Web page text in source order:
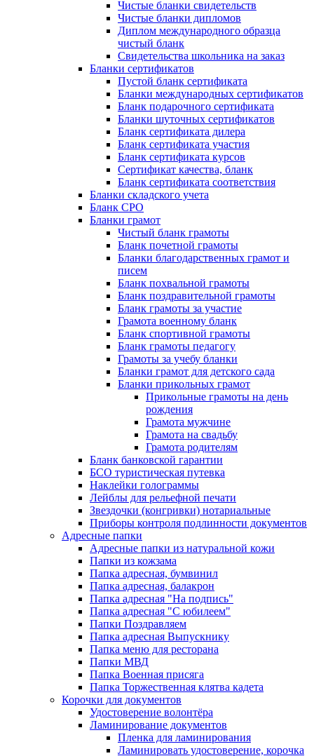
Чистые бланки свидетельств
Чистые бланки дипломов
Диплом международного образца
чистый бланк
Свидетельства школьника на заказ
Бланки сертификатов
Пустой бланк сертификата
Бланки международных сертификатов
Бланк подарочного сертификата
Бланки шуточных сертификатов
Бланк сертификата дилера
Бланк сертификата участия
Бланк сертификата курсов
Сертификат качества, бланк
Бланк сертификата соответствия
Бланки складского учета
Бланк СРО
Бланки грамот
Чистый бланк грамоты
Бланк почетной грамоты
Бланки благодарственных грамот и
писем
Бланк похвальной грамоты
Бланк поздравительной грамоты
Бланк грамоты за участие
Грамота военному бланк
Бланк спортивной грамоты
Бланк грамоты педагогу
Грамоты за учебу бланки
Бланки грамот для детского сада
Бланки прикольных грамот
Прикольные грамоты на день
рождения
Грамота мужчине
Грамота на свадьбу
Грамота родителям
Бланк банковской гарантии
БСО туристическая путевка
Наклейки голограммы
Лейблы для рельефной печати
Звездочки (конгривки) нотариальные
Приборы контроля подлинности документов
Адресные папки
Адресные папки из натуральной кожи
Папки из кожзама
Папка адресная, бумвинил
Папка адресная, балакрон
Папка адресная "На подпись"
Папка адресная "C юбилеем"
Папки Поздравляем
Папка адресная Выпускнику
Папка меню для ресторана
Папки МВД
Папка Военная присяга
Папка Торжественная клятва кадета
Корочки для документов
Удостоверение волонтёра
Ламинирование документов
Пленка для ламинирования
Ламинировать удостоверение, корочка